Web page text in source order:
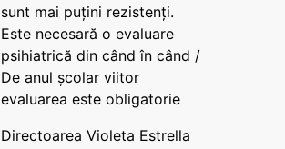
sunt mai puțini rezistenți.
Este necesară o evaluare
psihiatrică din când în când /
De anul școlar viitor
evaluarea este obligatorie
Directoarea Violeta Estrella